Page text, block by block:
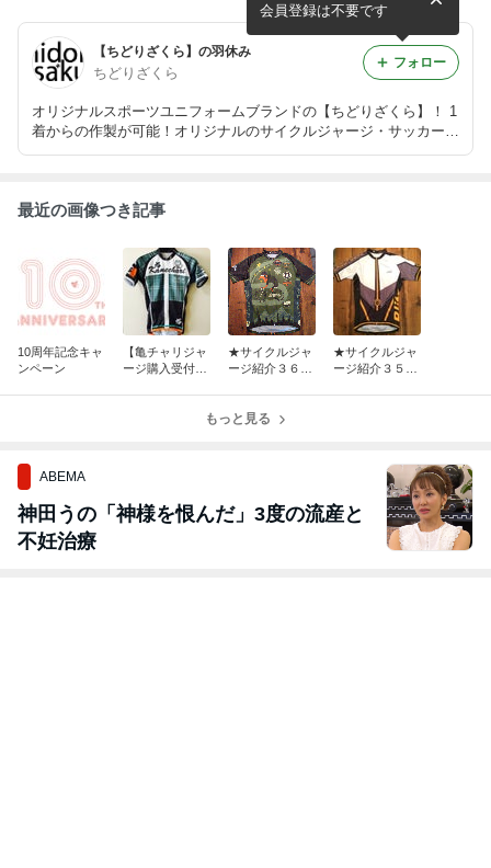
【ちどりざくら】の羽休み
ちどりざくら
オリジナルスポーツユニフォームブランドの【ちどりざくら】！ 1
着からの作製が可能！オリジナルのサイクルジャージ・サッカー、
フットサル・バスケユニフォーム・マラソン用シャツやオリジナル
会員登録は不要です
フォロー
最近の画像つき記事
10周年記念キャ
ンペーン
【亀チャリジャ
ージ購入受付の
★サイクルジャ
ージ紹介３６０
★サイクルジャ
ージ紹介３５９
もっと見る
ABEMA
神田うの「神様を恨んだ」3度の流産と
不妊治療